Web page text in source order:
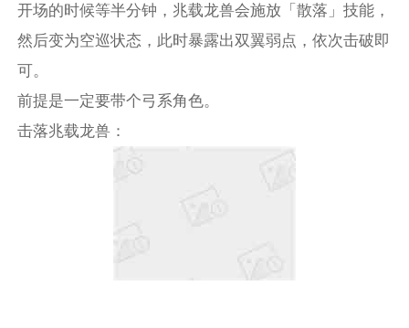
开场的时候等半分钟，兆载龙兽会施放「散落」技能，
然后变为空巡状态，此时暴露出双翼弱点，依次击破即
可。
前提是一定要带个弓系角色。
击落兆载龙兽：